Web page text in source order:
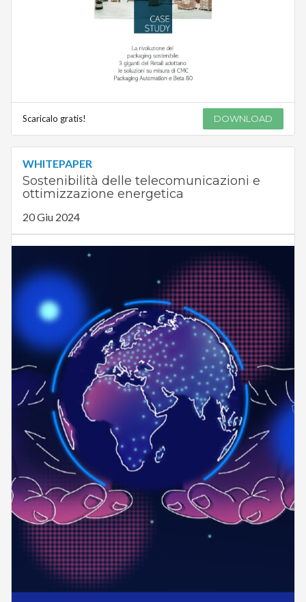
Scaricalo gratis! DOWNLOAD
WHITEPAPER
Sostenibilità delle telecomunicazioni e
ottimizzazione energetica
20 Giu 2024